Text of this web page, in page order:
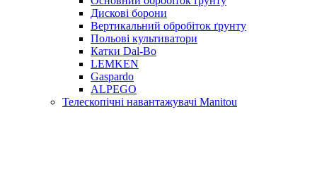
Дискові борони
Вертикальний обробіток ґрунту
Польові культиватори
Катки Dal-Bo
LEMKEN
Gaspardo
ALPEGO
Телескопічні навантажувачі Manitou